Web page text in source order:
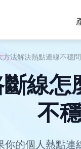
法解決熱點連線不穩問
線怎
不
的個人熱點